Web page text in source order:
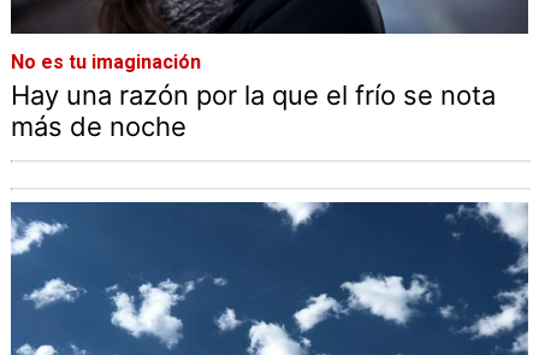
No es tu imaginación
Hay una razón por la que el frío se nota
más de noche